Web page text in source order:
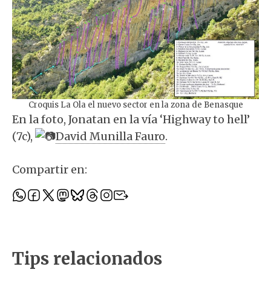
Croquis La Ola el nuevo sector en la zona de Benasque
En la foto, Jonatan en la vía ‘Highway to hell’
(7c),
David Munilla Fauro.
Compartir en:
Tips relacionados